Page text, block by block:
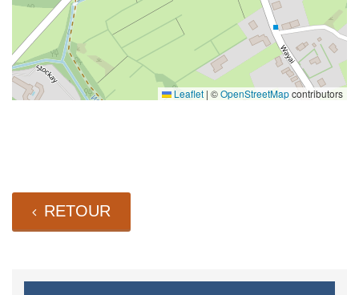
Leaflet | ©OpenStreetMapcontributors
RETOUR